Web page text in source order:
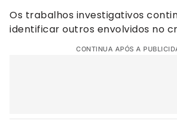
Os trabalhos investigativos
identificar outros envolvidos no
CONTINUA APÓS A